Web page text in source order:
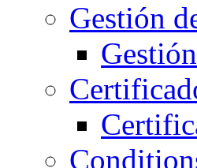
Gestión